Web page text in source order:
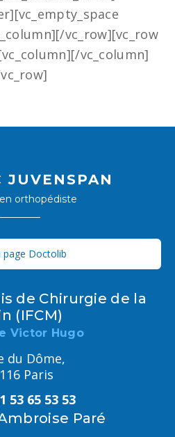
vc_row][vc_row
vc_column]
JUVENSPAN
orthopédiste
page Doctolib
de Chirurgie de la
(IFCM)
Victor Hugo
du Dôme,
Paris
53 65 53 53
Paré